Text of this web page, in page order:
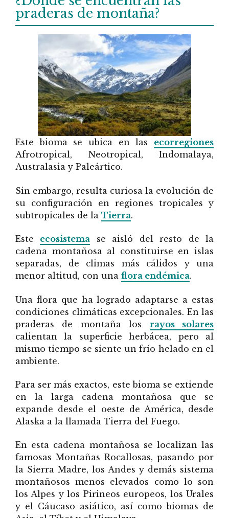
praderas de montaña?
Este bioma se ubica en las ecorregiones
Afrotropical, Neotropical, Indomalaya,
Australasia y Paleártico.
Sin embargo, resulta curiosa la evolución de
su configuración en regiones tropicales y
subtropicales de la Tierra.
Este ecosistema se aisló del resto de la
cadena montañosa al constituirse en islas
separadas, de climas más cálidos y una
menor altitud, con una flora endémica.
Una flora que ha logrado adaptarse a estas
condiciones climáticas excepcionales. En las
praderas de montaña los rayos solares
calientan la superficie herbácea, pero al
mismo tiempo se siente un frío helado en el
ambiente.
Para ser más exactos, este bioma se extiende
en la larga cadena montañosa que se
expande desde el oeste de América, desde
Alaska a la llamada Tierra del Fuego.
En esta cadena montañosa se localizan las
famosas Montañas Rocallosas, pasando por
la Sierra Madre, los Andes y demás sistema
montañosos menos elevados como lo son
los Alpes y los Pirineos europeos, los Urales
y el Cáucaso asiático, así como biomas de